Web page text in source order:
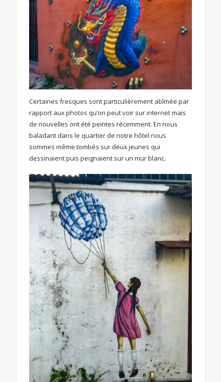
Certaines fresques sont particulièrement abîmée par
rapport aux photos qu’on peut voir sur internet mais
de nouvelles ont été peintes récemment. En nous
baladant dans le quartier de notre hôtel nous
sommes même tombés sur deux jeunes qui
dessinaient puis peignaient sur un mur blanc.